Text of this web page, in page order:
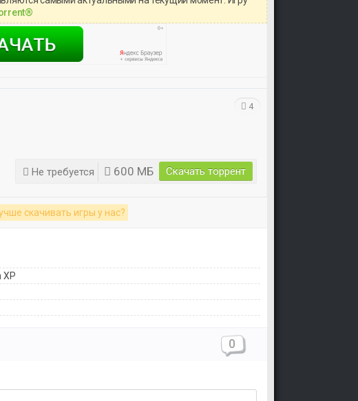
Не требуется 600 MБ Скачать торрент
4
скачивать игры у нас?
XP
0